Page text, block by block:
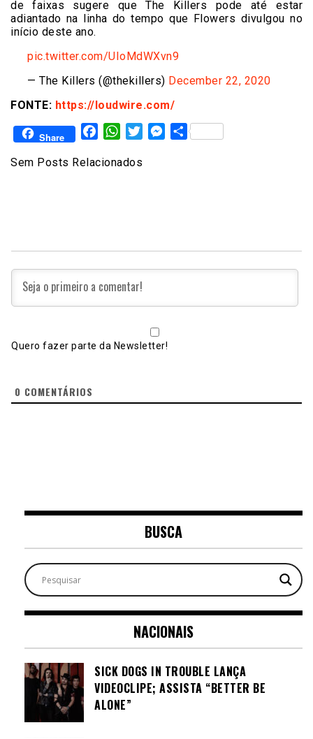
de faixas sugere que The Killers pode até estar
adiantado na linha do tempo que Flowers divulgou no
início deste ano.
pic.twitter.com/UIoMdWXvn9
— The Killers (@thekillers) December 22, 2020
FONTE: https://loudwire.com/
Share FacebookWhatsAppTwitterMessenger
Share
Sem Posts Relacionados
Quero fazer parte da Newsletter!
0 COMENTÁRIOS
BUSCA
NACIONAIS
SICK DOGS IN TROUBLE LANÇA
VIDEOCLIPE; ASSISTA “BETTER BE
ALONE”